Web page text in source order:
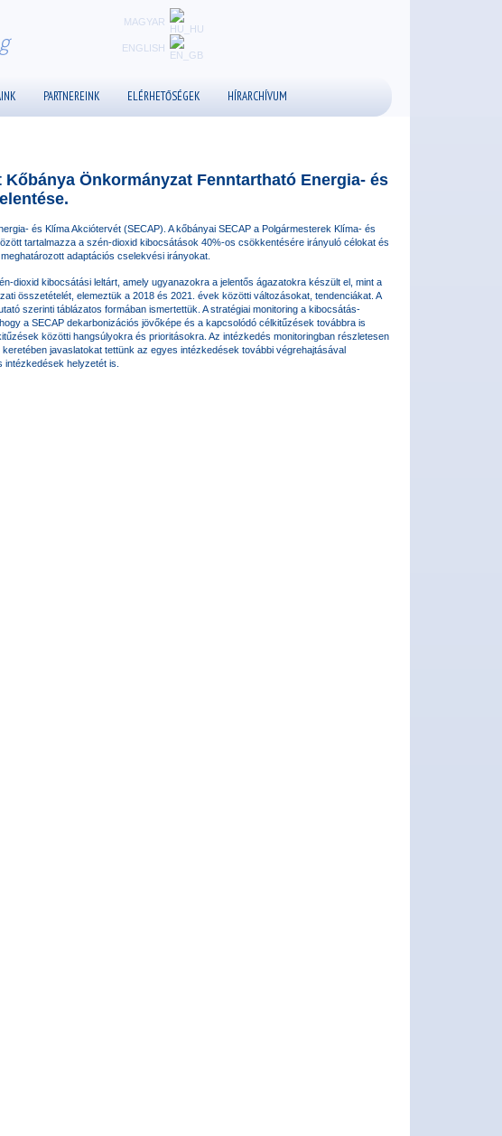
MAGYAR
ENGLISH
PARTNEREINK ELÉRHETŐSÉGEK HÍRARCHÍVUM
Önkormányzat Fenntartható Energia- és
és Klíma Akciótervét (SECAP). A kőbányai SECAP a Polgármesterek Klíma- és
tartalmazza a szén-dioxid kibocsátások 40%-os csökkentésére irányuló célokat és
adaptációs cselekvési irányokat.
dioxid kibocsátási leltárt, amely ugyanazokra a jelentős ágazatokra készült el, mint a
összetételét, elemeztük a 2018 és 2021. évek közötti változásokat, tendenciákat. A
szerinti táblázatos formában ismertettük. A stratégiai monitoring a kibocsátás-
a SECAP dekarbonizációs jövőképe és a kapcsolódó célkitűzések továbbra is
közötti hangsúlyokra és prioritásokra. Az intézkedés monitoringban részletesen
javaslatokat tettünk az egyes intézkedések további végrehajtásával
helyzetét is.